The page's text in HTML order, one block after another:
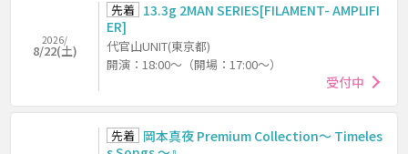
2026/
8/22(土)
先着 13.3g 2MAN SERIES[FILAMENT- AMPLIFI
ER]
代官山UNIT(東京都)
開演：18:00～（開場：17:00～）
受付中
先着 岡本真夜 Premium Collection～ Timeles